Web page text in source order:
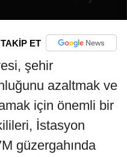
TAKİP ET
şehir
azaltmak ve
için önemli bir
İstasyon
güzergahında